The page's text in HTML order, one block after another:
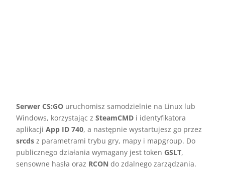
Serwer CS:GO uruchomisz samodzielnie na Linux lub
Windows, korzystając zSteamCMD i identyfikatora
aplikacjiApp ID 740, a następnie wystartujesz go przez
srcds z parametrami trybu gry, mapy i mapgroup. Do
publicznego działania wymagany jest token GSLT,
sensowne hasła oraz RCON do zdalnego zarządzania.